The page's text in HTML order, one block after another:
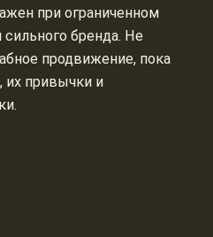
при ограниченном
бренда. Не
продвижение, пока
их привычки и